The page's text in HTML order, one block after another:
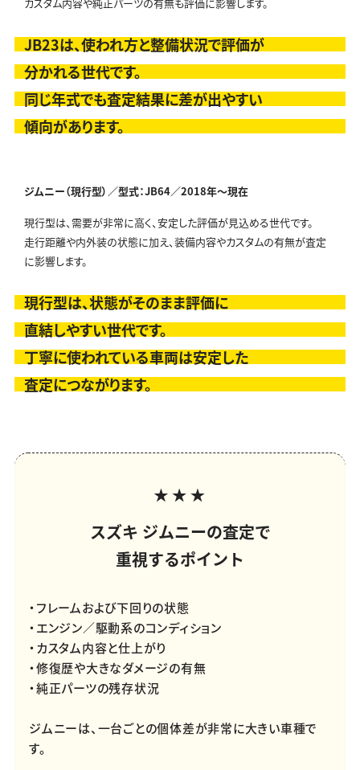
JB23は、使われ方と整備状況で評価が
分かれる世代です。
同じ年式でも査定結果に差が出やすい
傾向があります。
ジムニー（現行型）／型式：JB64／2018年～現在
現行型は、需要が非常に高く、安定した評価が見込める世代です。
走行距離や内外装の状態に加え、装備内容やカスタムの有無が査定
に影響します。
現行型は、状態がそのまま評価に
直結しやすい世代です。
丁寧に使われている車両は安定した
査定につながります。
スズキ ジムニーの査定で
重視するポイント
・フレームおよび下回りの状態
・エンジン／駆動系のコンディション
・カスタム内容と仕上がり
・修復歴や大きなダメージの有無
・純正パーツの残存状況
ジムニーは、一台ごとの個体差が非常に大きい車種で
す。